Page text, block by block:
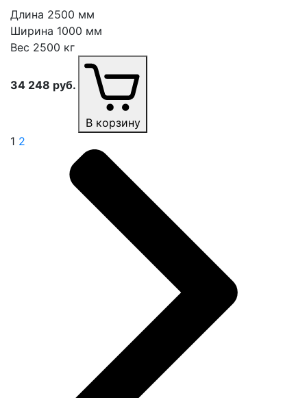
Длина 2500 мм
Ширина 1000 мм
Вес 2500 кг
34 248 руб.
В корзину
1 2